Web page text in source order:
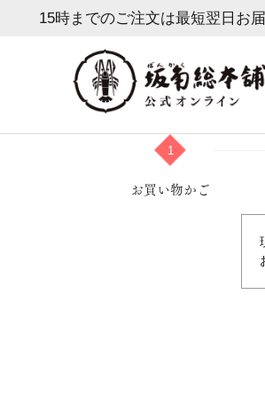
15時までのご注文は最短翌日お
1
お買い物かご